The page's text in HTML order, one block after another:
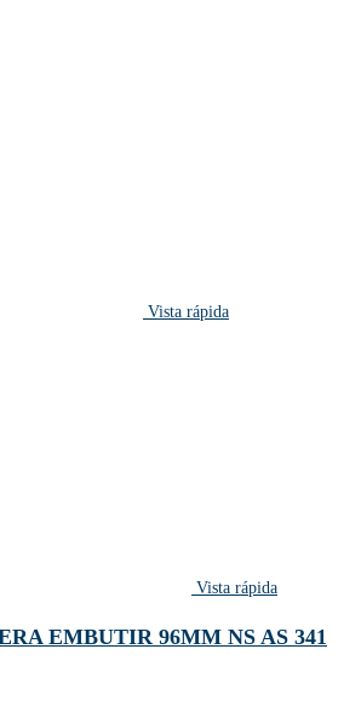
Vista rápida
Vista rápida
EMBUTIR 96MM NS AS 341